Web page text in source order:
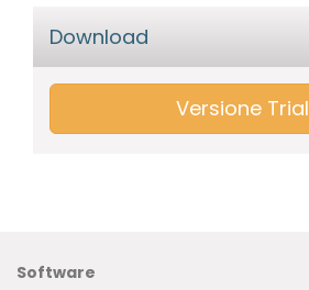
Download
Versione Trial
Software